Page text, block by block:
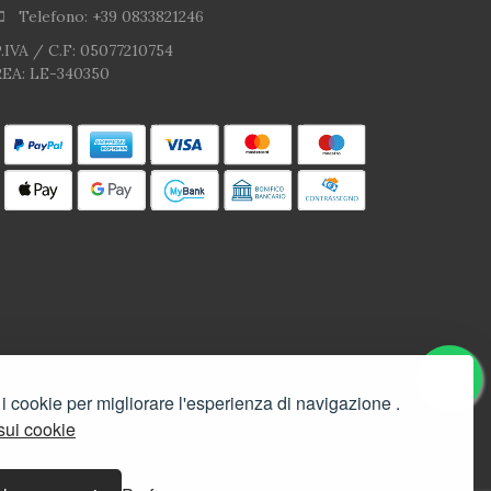
cookie per migliorare l'esperienza di navigazione .
cookie
Telefono: +39 0833821246
/ C.F: 05077210754
LE-340350